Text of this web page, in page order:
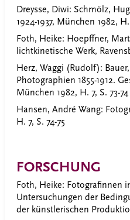
Dreysse, Diwi: Schmölz,
1924-1937, München 1982, H.
Foth, Heike: Hoepffner,
lichtkinetische Werk,
Herz, Waggi (Rudolf):
Photographien 1855-1912.
München 1982, H. 7, S. 73-74
Hansen, André Wang:
H. 7, S. 74-75
FORSCHUNG
Foth, Heike: Fotografinnen
Untersuchungen der
der künstlerischen